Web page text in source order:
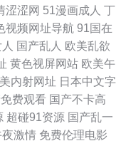
操操超碰 Aⅴ网站 丁香
接 超碰久久夜夜 久久8热
成人精品鲁一鲁 福利电
利久草
涩涩网 51漫画成人 丁
视频网址导航 91国在
国产乱人 欧美乱欲
黄色视屏网站 欧美午
内射网址 日本中文字
费观看 国产不卡高
超碰91资源 国产乱一
激情 免费伦理电影